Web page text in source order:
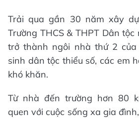
Trải qua gần 30 năm xây
Trường THCS & THPT Dân
trở thành ngôi nhà thứ 2
sinh dân tộc thiểu số, các em
khó khăn.
Từ nhà đến trường hơn 80
quen với cuộc sống xa gia